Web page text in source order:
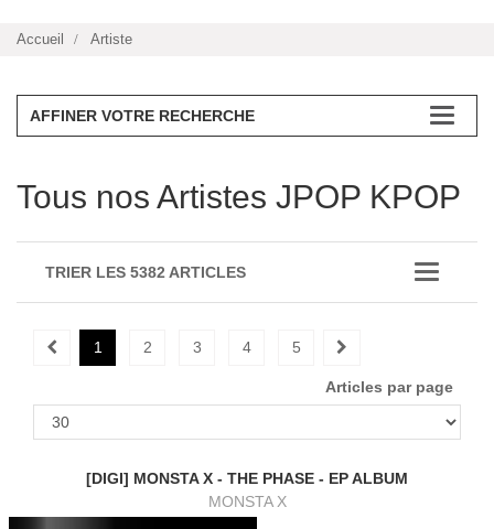
Accueil Artiste
AFFINER VOTRE RECHERCHE
Tous nos Artistes JPOP KPOP
TRIER LES 5382 ARTICLES
1 2 3 4 5
Articles par page
[DIGI] MONSTA X - THE PHASE - EP ALBUM
MONSTA X